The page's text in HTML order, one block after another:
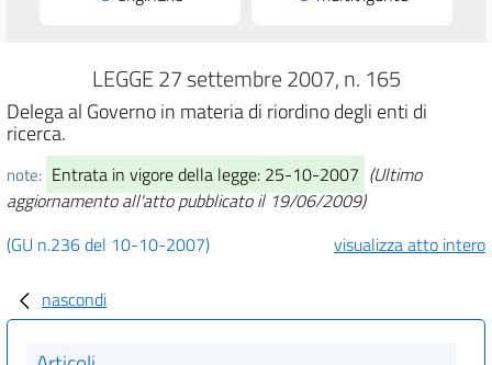
LEGGE 27 settembre 2007, n. 165
Delega al Governo in materia di riordino degli enti di
ricerca.
note: Entrata in vigore della legge: 25-10-2007 (Ultimo
aggiornamento all'atto pubblicato il 19/06/2009)
(GU n.236 del 10-10-2007)
visualizza atto intero
nascondi